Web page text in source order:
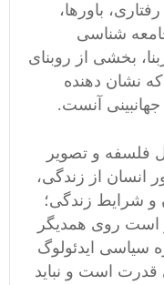
باورها،
شناسی
بخشی از روبنای
نشان دهنده
آنست.
فلسفه و تصویر
انسان از زندگی،
و شرایط زندگی؛
است روی همدیگر
سیاسی ایدئولوگ
است و نباید